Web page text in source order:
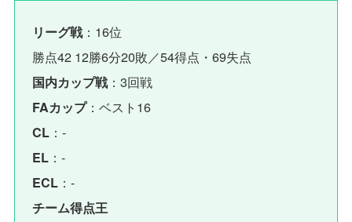
リーグ戦：16位
勝点42 12勝6分20敗／54得点・69失点
国内カップ戦：3回戦
FAカップ：ベスト16
CL ：-
EL ：-
ECL ：-
チーム得点王